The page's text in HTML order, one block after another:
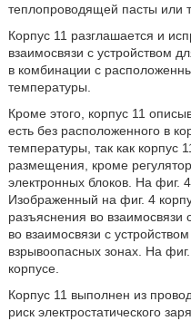
теплопроводящей пасты или
Корпус 11 разглашается и
взаимосвязи с устройством
в комбинации с
температуры.
Кроме этого, корпус 11
есть без расположенного в
температуры, так как корпус
размещения, кроме
электронных блоков. На фиг.
Изображенный на фиг. 4
разъяснения во взаимосвязи
во взаимосвязи с
взрывоопасных зонах. На
корпусе.
Корпус 11 выполнен из
риск электростатического